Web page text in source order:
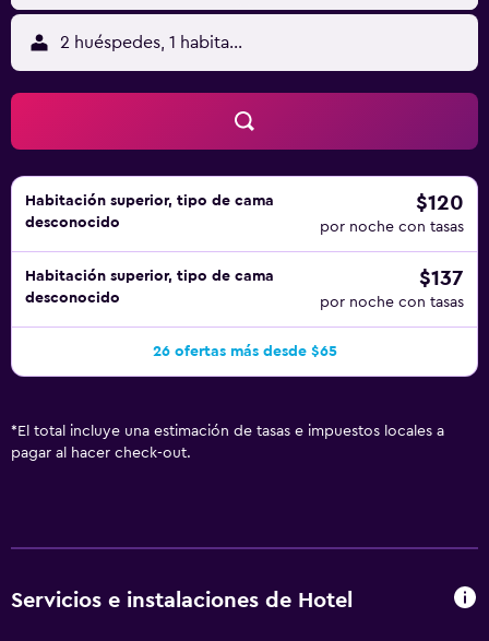
tabla de planchar con plancha y artículos de higiene
personal gratuitos. Es posible solicitar cambio de toallas y
cambio de sábanas. Se pueden practicar las actividades
de ocio y esparcimiento que se indican más abajo en las
instalaciones o cerca del alojamiento (es posible que se
aplique un recargo).
2 huéspedes, 1 habitación
Habitación superior, tipo de cama
desconocido
$120
por noche con tasas
Habitación superior, tipo de cama
desconocido
$137
por noche con tasas
26 ofertas más desde $65
* El total incluye una estimación de tasas e impuestos locales a
pagar al hacer check-out.
Servicios e instalaciones de Hotel